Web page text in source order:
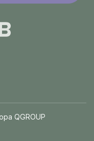
QGROUP